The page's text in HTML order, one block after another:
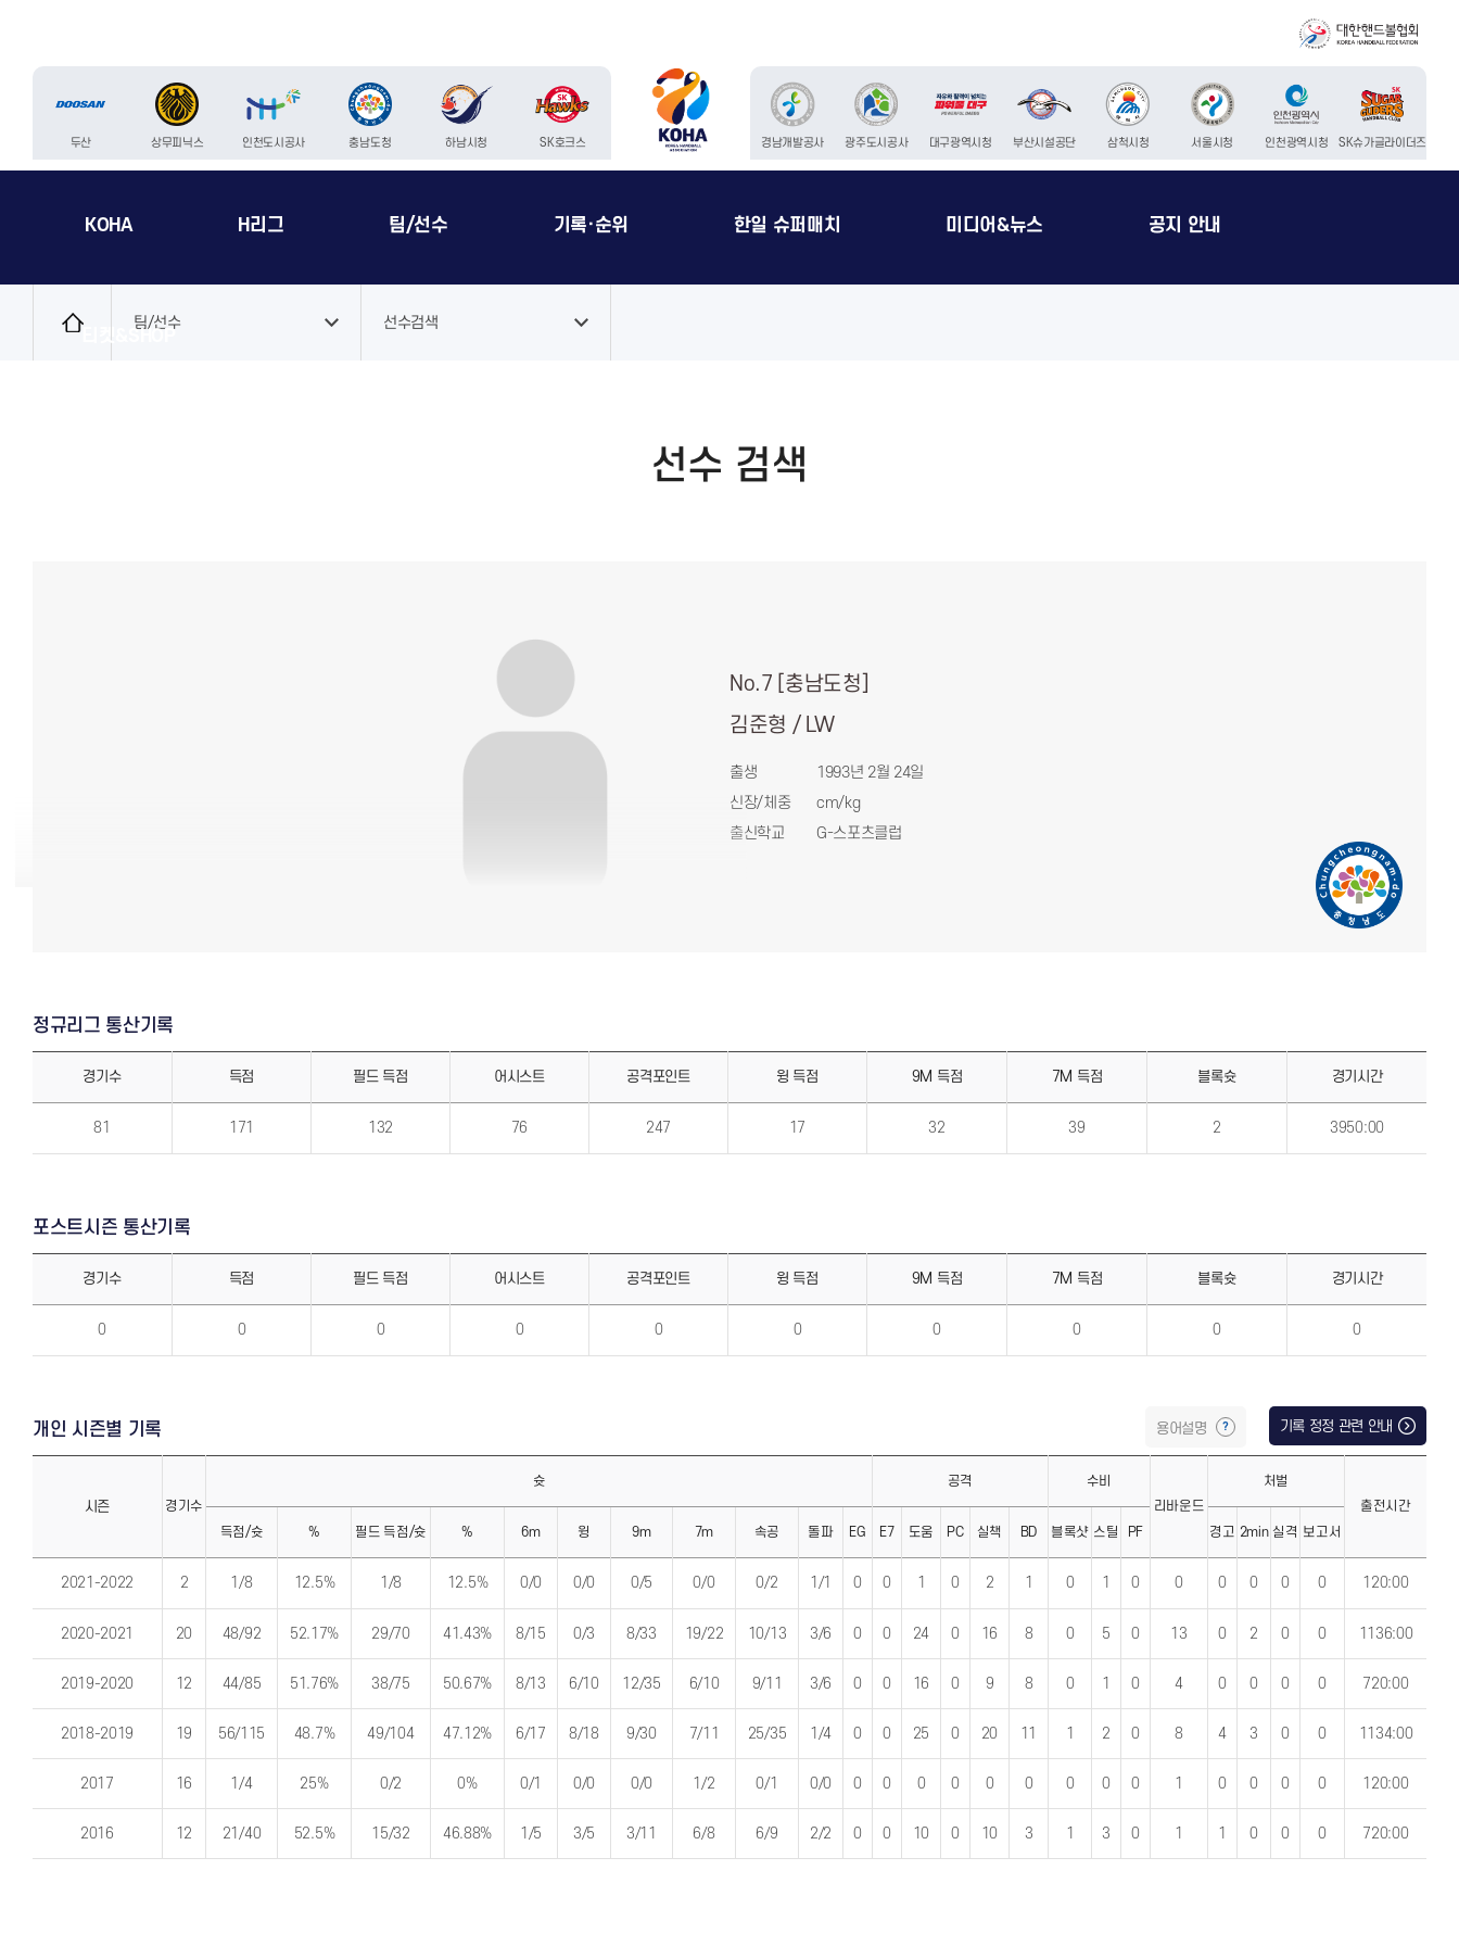
두산 상무피닉스 인천도시공사 충남도청 하남시청 SK호크스 경남개발공사 광주도시공사 대구광역시청 부산시설공단 삼척시청 서울시청 인천광역시청 SK슈가글라이더즈
KOHA H리그 팀/선수 기록·순위 한일 슈퍼매치 미디어&뉴스 공지 안내
티켓&SHOP
팀/선수 선수검색
선수 검색
No.7 [충남도청]
김준형 / LW
출생
1993년 2월 24일
신장/체중
cm/kg
출신학교
G-스포츠클럽
정규리그 통산기록
그
경기수 득점 필드 득점 어시스트 공격포인트 윙 득점 9M 득점 7M 득점 블록슛 경기시간
81 171 132 76 247 17 32 39 2 3950:00
포스트시즌 통산기록
시
록
경기수 득점 필드 득점 어시스트 공격포인트 윙 득점 9M 득점 7M 득점 블록슛 경기시간
0 0 0 0 0 0 0 0 0 0
개인 시즌별 기록 기록 정정 관련 안내
용어설명
즌
(시
시즌
2021-2022
2020-2021
2019-2020
2018-2019
2017
2016
즌
(기
록)
경기수
슛 공격
수비
리바운드
처벌
출전시간
득점/슛
% 필드 득점/슛 % 6m 윙 9m 7m 속공 돌파 EG E7 도움 PC 실책 BD 블록샷 스틸 PF 경고 2min 실격 보고서
2 1/8 12.5% 1/8 12.5% 0/0 0/0 0/5 0/0 0/2 1/1 0 0 1 0 2 1 0 1 0 0 0 0 0 0 120:00
20 48/92 52.17% 29/70 41.43% 8/15 0/3 8/33 19/22 10/13 3/6 0 0 24 0 16 8 0 5 0 13 0 2 0 0 1136:00
12 44/85 51.76% 38/75 50.67% 8/13 6/10 12/35 6/10 9/11 3/6 0 0 16 0 9 8 0 1 0 4 0 0 0 0 720:00
19 56/115 48.7% 49/104 47.12% 6/17 8/18 9/30 7/11 25/35 1/4 0 0 25 0 20 11 1 2 0 8 4 3 0 0 1134:00
16 1/4 25% 0/2 0% 0/1 0/0 0/0 1/2 0/1 0/0 0 0 0 0 0 0 0 0 0 1 0 0 0 0 120:00
12 21/40 52.5% 15/32 46.88% 1/5 3/5 3/11 6/8 6/9 2/2 0 0 10 0 10 3 1 3 0 1 1 0 0 0 720:00